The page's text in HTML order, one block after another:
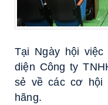
Tại Ngày hội
diện Công ty
sẻ về các cơ hội
hãng.